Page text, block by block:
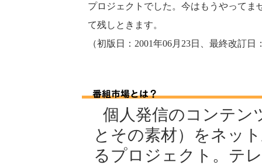
プロジェクトでした。今はもうやってま
て残しときます。
（初版日：2001年06月23日、最終改訂日
個人発信のコンテン
とその素材）をネッ
るプロジェクト。テ